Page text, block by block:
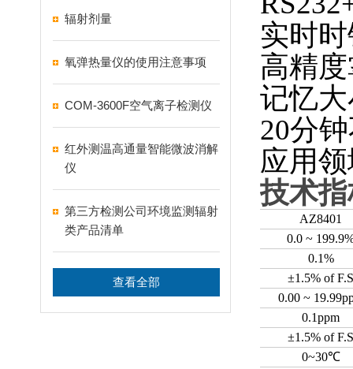
辐射剂量
氧弹热量仪的使用注意事项
COM-3600F空气离子检测仪
红外测温高通量智能微波消解
仪
第三方检测公司环境监测辐射
类产品清单
查看全部
实时
高精
记忆
20分
应用
技术
AZ8401
0.0 ~
0.1%
±1.5% of
0.00 ~
0.1ppm
±1.5% of
0~30℃